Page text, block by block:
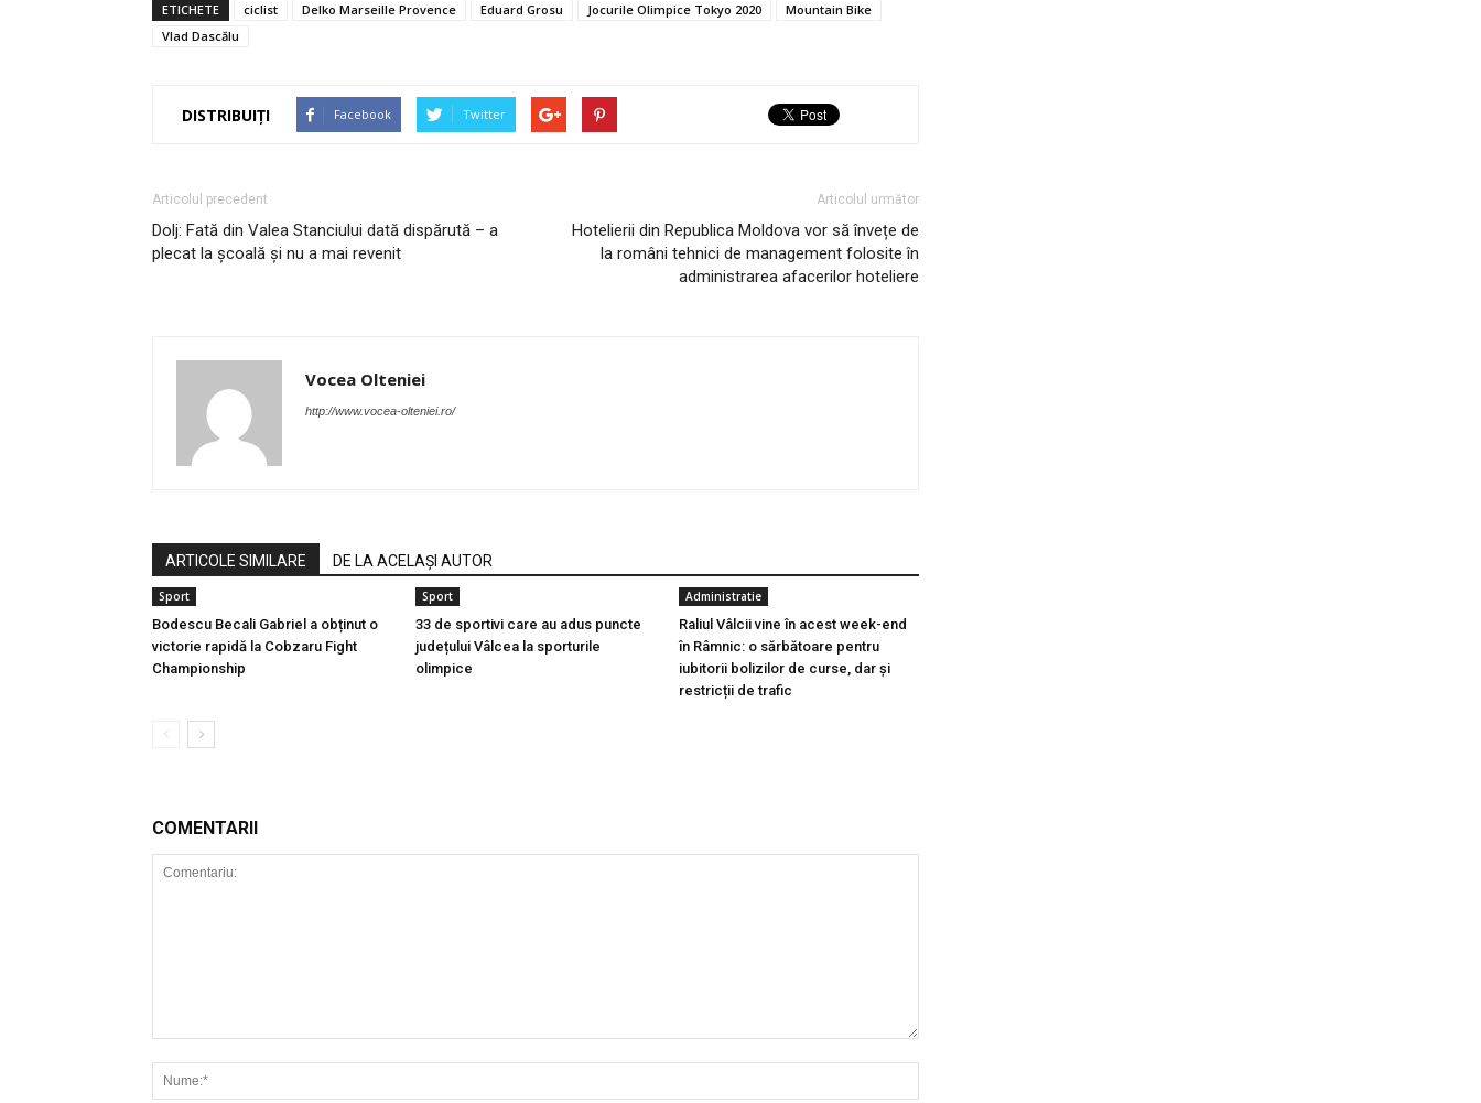
ETICHETE ciclist Delko Marseille Provence Eduard Grosu Jocurile Olimpice Tokyo 2020
Mountain Bike
Vlad Dascălu
DISTRIBUIȚI Facebook Twitter
Articolul precedent
Dolj: Fată din Valea Stanciului dată dispărută – a
plecat la școală și nu a mai revenit
Articolul următor
Hotelierii din Republica Moldova vor să învețe de
la români tehnici de management folosite în
administrarea afacerilor hoteliere
Vocea Olteniei
http://www.vocea-olteniei.ro/
ARTICOLE SIMILARE DE LA ACELAȘI AUTOR
Sport
Bodescu Becali Gabriel a obținut o
victorie rapidă la Cobzaru Fight
Championship
Sport
33 de sportivi care au adus puncte
județului Vâlcea la sporturile
olimpice
Administratie
Raliul Vâlcii vine în acest week-end
în Râmnic: o sărbătoare pentru
iubitorii bolizilor de curse, dar și
restricții de trafic
COMENTARII